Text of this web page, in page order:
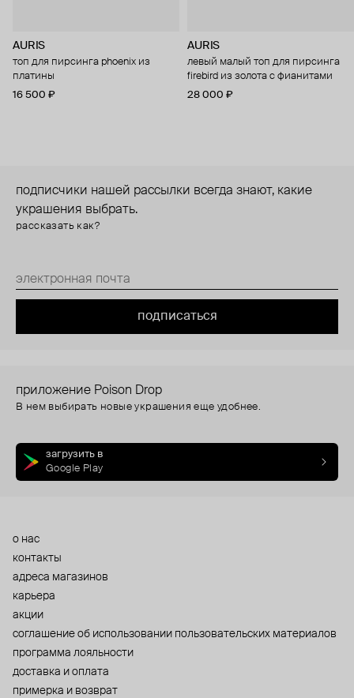
AURIS
топ для пирсинга phoenix из
платины
16 500 ₽
AURIS
левый малый топ для пирсинга
firebird из золота с фианитами
28 000 ₽
подписчики нашей рассылки всегда знают, какие
украшения выбрать.
рассказать как?
подписаться
приложение Poison Drop
В нем выбирать новые украшения еще удобнее.
загрузить в
Google Play
о нас
контакты
адреса магазинов
карьера
акции
cоглашение об использовании пользовательских материалов
программа лояльности
доставка и оплата
примерка и возврат